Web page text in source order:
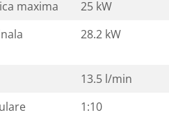
maxima
25 kW
28.2 kW
13.5 l/min
1:10